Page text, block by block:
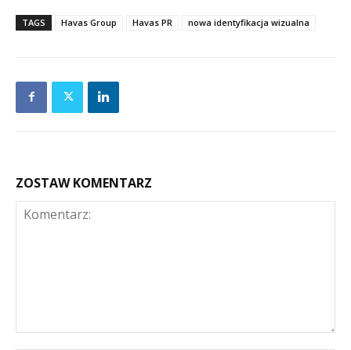
TAGS Havas Group Havas PR nowa identyfikacja wizualna
ZOSTAW KOMENTARZ